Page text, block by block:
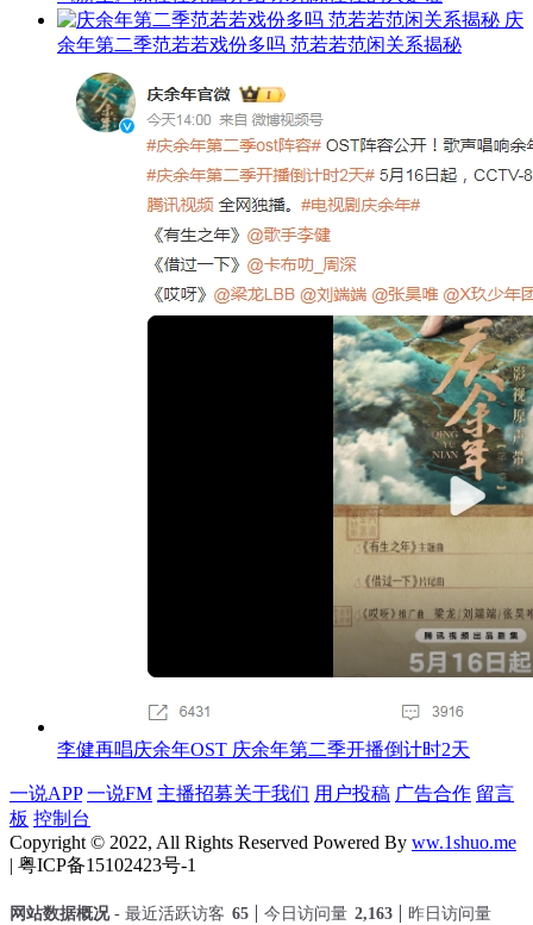
庆
余年第二季范若若戏份多吗 范若若范闲关系揭秘
李健再唱庆余年OST 庆余年第二季开播倒计时2天
一说APP 一说FM 主播招募关于我们 用户投稿 广告合作 留言
板 控制台
Copyright © 2022, All Rights Reserved Powered By ww.1shuo.me
| 粤ICP备15102423号-1
网站数据概况 - 最近活跃访客 65 今日访问量 2,163 昨日访问量